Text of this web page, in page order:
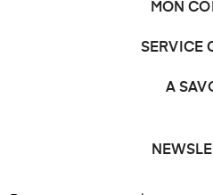
MON
SERVICE
A